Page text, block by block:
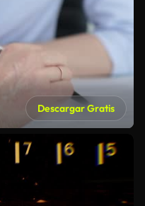
Descargar Gratis